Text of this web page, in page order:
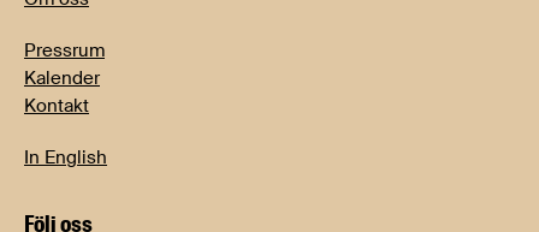
Pressrum
Kalender
Kontakt
In English
Följ oss